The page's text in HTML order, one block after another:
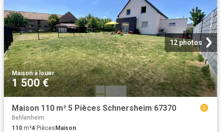
12 photos
Maison·à louer
1 500 €
Maison 110 m² 5 Pièces Schnersheim 67370
Behlenheim
110 m²4 PiècesMaison